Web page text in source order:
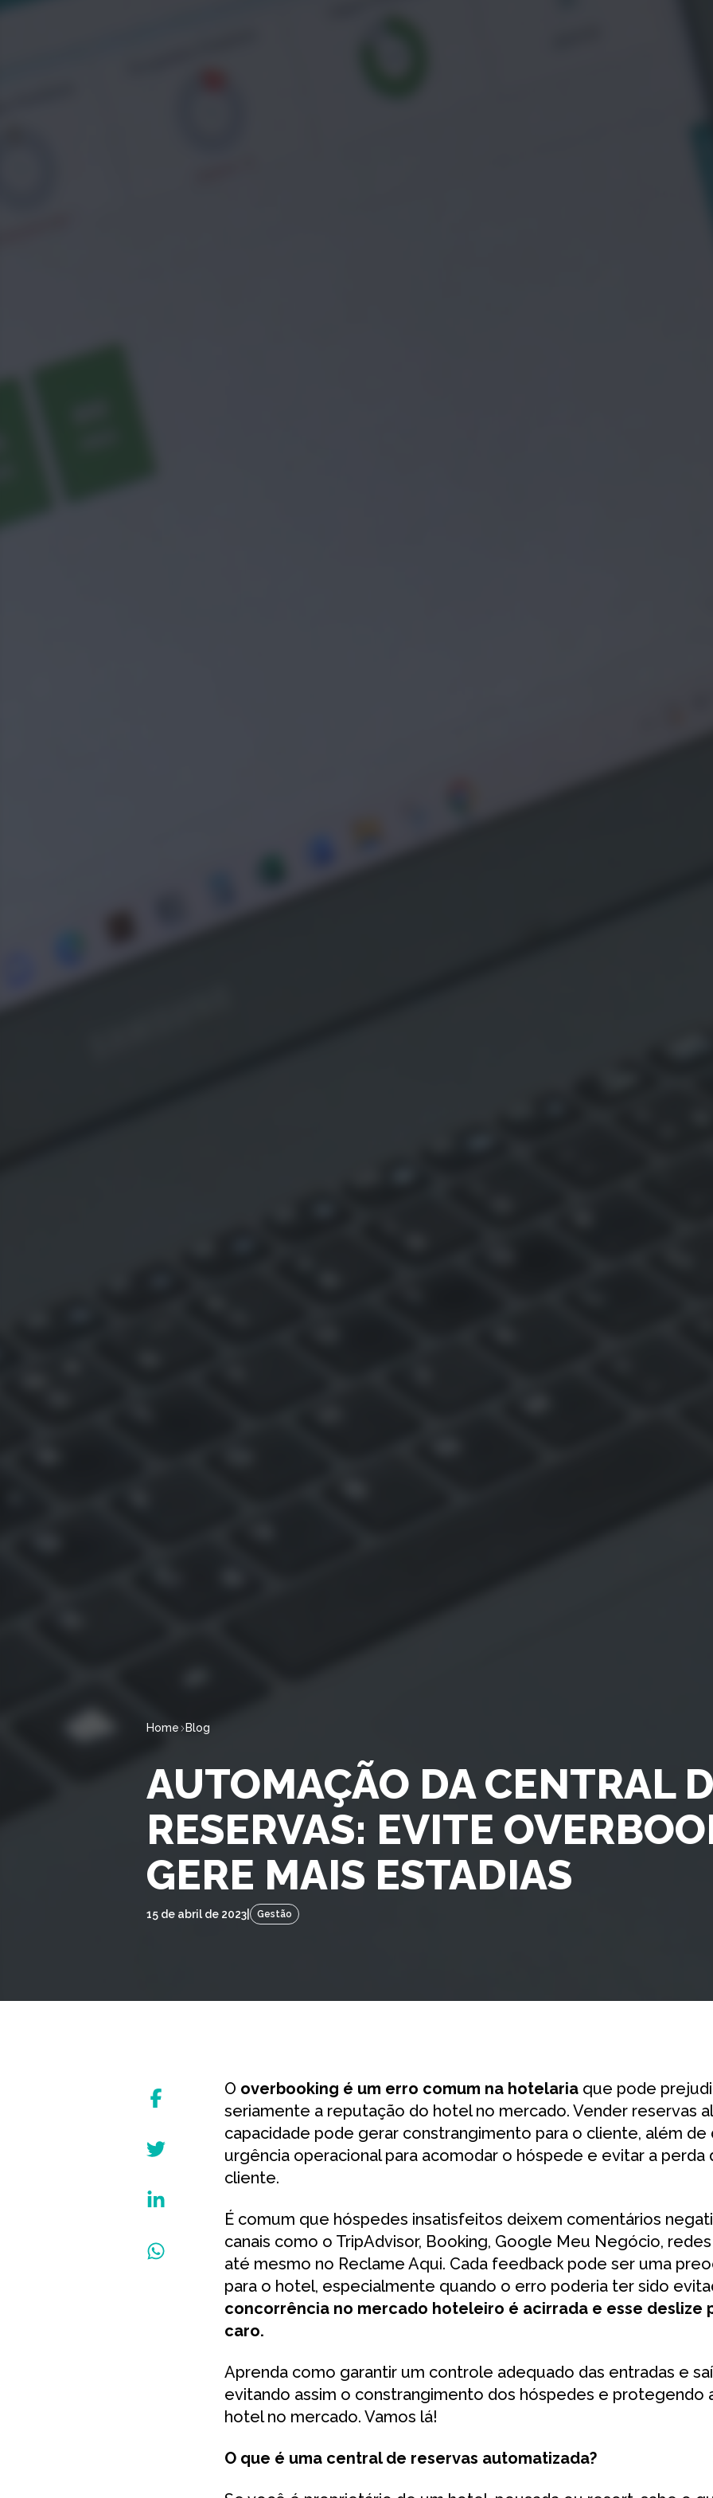
Home Blog
AUTOMAÇÃO DA CENTRAL
RESERVAS: EVITE
GERE MAIS ESTADIAS
15 de abril de 2023 Gestão
O overbooking é um erro comum na hotelariaque pode
seriamente a reputação do hotel no mercado. Vender reservas
capacidade pode gerar constrangimento para o cliente, além de
urgência operacional para acomodar o hóspede e evitar a perda
cliente.
É comum que hóspedes insatisfeitos deixem comentários
canais como o TripAdvisor, Booking, Google Meu Negócio,
até mesmo no Reclame Aqui. Cada feedback pode ser uma
para o hotel, especialmente quando o erro poderia ter sido
concorrência no mercado hoteleiro é acirrada e esse deslize
caro.
Aprenda como garantir um controle adequado das entradas e
evitando assim o constrangimento dos hóspedes e protegendo
hotel no mercado. Vamos lá!
O que é uma central de reservas automatizada?